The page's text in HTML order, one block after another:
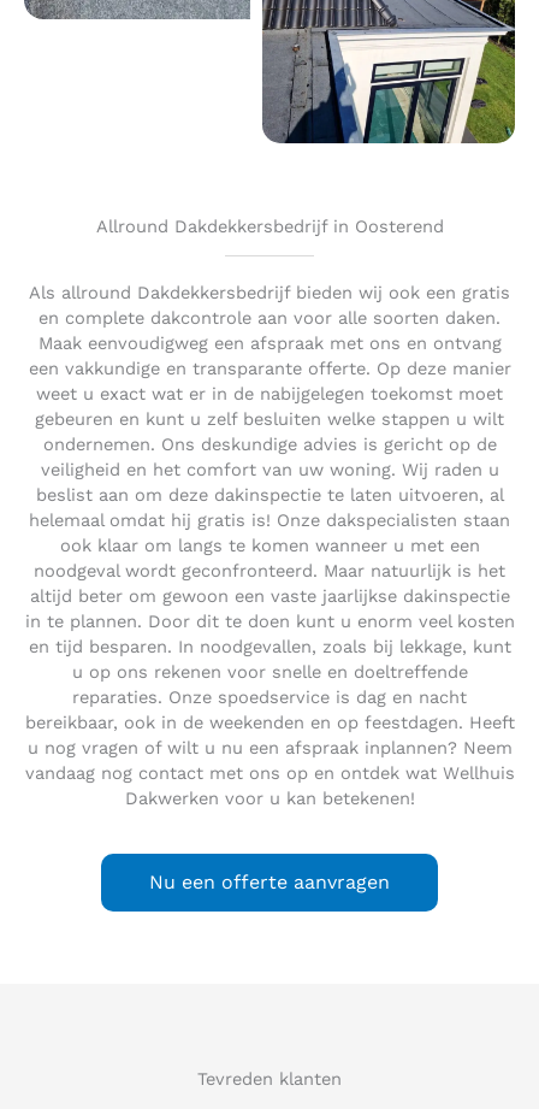
Allround Dakdekkersbedrijf in Oosterend
Als allround Dakdekkersbedrijf bieden wij ook een gratis
en complete dakcontrole aan voor alle soorten daken.
Maak eenvoudigweg een afspraak met ons en ontvang
een vakkundige en transparante offerte. Op deze manier
weet u exact wat er in de nabijgelegen toekomst moet
gebeuren en kunt u zelf besluiten welke stappen u wilt
ondernemen. Ons deskundige advies is gericht op de
veiligheid en het comfort van uw woning. Wij raden u
beslist aan om deze dakinspectie te laten uitvoeren, al
helemaal omdat hij gratis is! Onze dakspecialisten staan
ook klaar om langs te komen wanneer u met een
noodgeval wordt geconfronteerd. Maar natuurlijk is het
altijd beter om gewoon een vaste jaarlijkse dakinspectie
in te plannen. Door dit te doen kunt u enorm veel kosten
en tijd besparen. In noodgevallen, zoals bij lekkage, kunt
u op ons rekenen voor snelle en doeltreffende
reparaties. Onze spoedservice is dag en nacht
bereikbaar, ook in de weekenden en op feestdagen. Heeft
u nog vragen of wilt u nu een afspraak inplannen? Neem
vandaag nog contact met ons op en ontdek wat Wellhuis
Dakwerken voor u kan betekenen!
Nu een offerte aanvragen
Tevreden klanten